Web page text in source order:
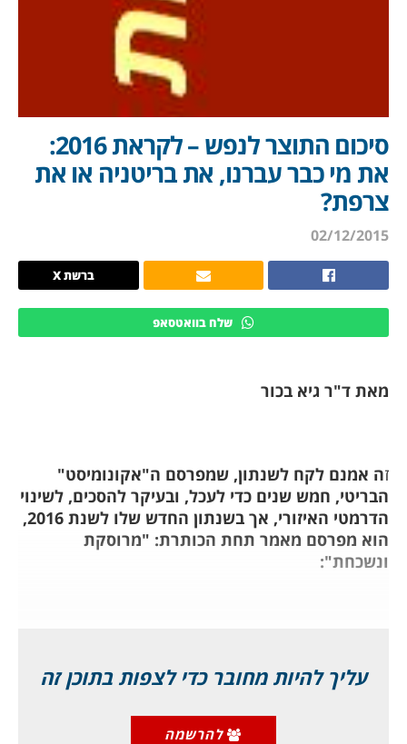
סיכום התוצר לנפש – לקראת 2016:
את מי כבר עברנו, את בריטניה או את
צרפת?
02/12/2015
ברשת X
שלח בוואטסאפ
מאת ד"ר גיא בכור
זה אמנם לקח לשנתון, שמפרסם ה"אקונומיסט"
הבריטי, חמש שנים כדי לעכל, ובעיקר להסכים, לשינוי
הדרמטי האיזורי, אך בשנתון החדש שלו לשנת 2016,
הוא מפרסם מאמר תחת הכותרת: "מרוסקת
ונשכחת":
עליך להיות מחובר כדי לצפות בתוכן זה
להרשמה